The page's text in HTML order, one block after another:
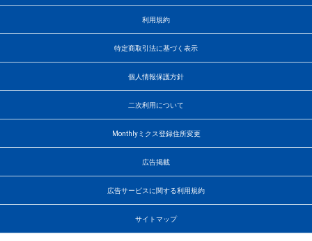
利用規約
特定商取引法に基づく表示
個人情報保護方針
二次利用について
Monthlyミクス登録住所変更
広告掲載
広告サービスに関する利用規約
サイトマップ